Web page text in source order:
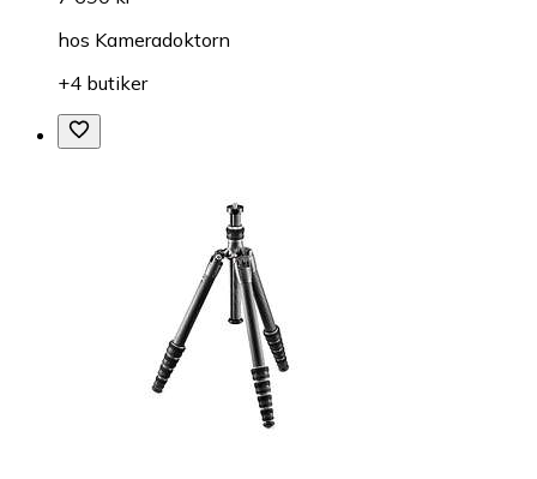
hos Kameradoktorn
+4 butiker